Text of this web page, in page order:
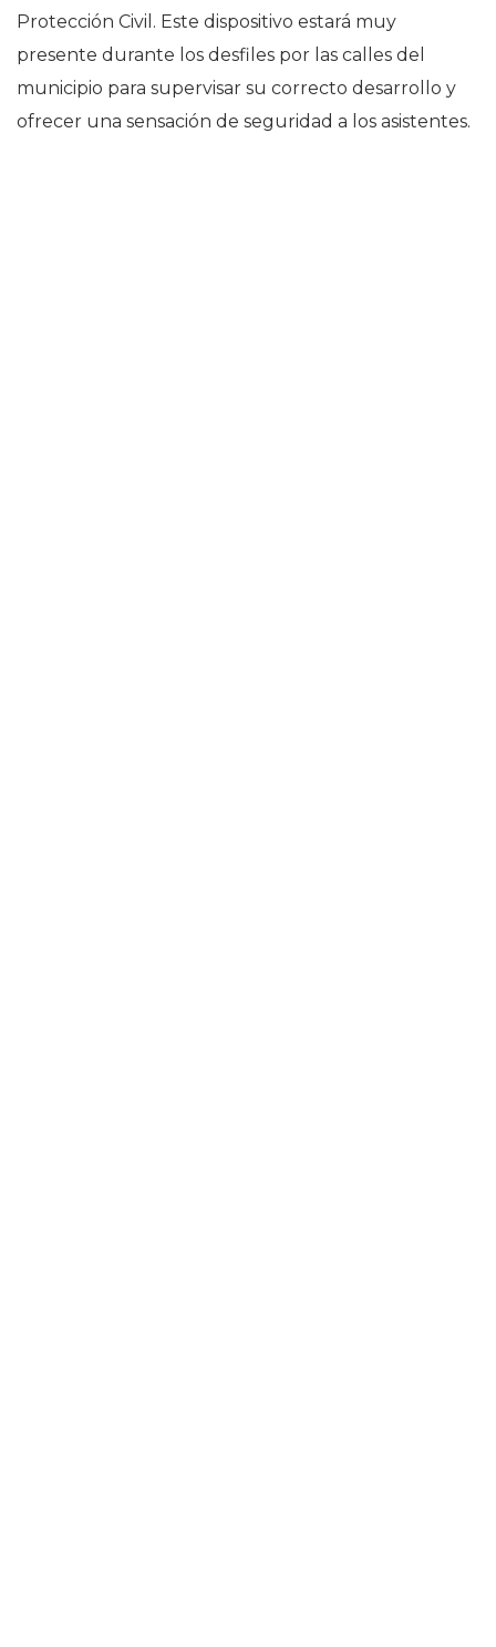
Protección Civil. Este dispositivo estará muy
presente durante los desfiles por las calles del
municipio para supervisar su correcto desarrollo y
ofrecer una sensación de seguridad a los asistentes.